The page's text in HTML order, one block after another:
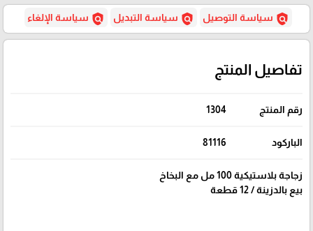
policy سياسة التوصيل policy سياسة التبديل policy سياسة الإلغاء
تفاصيل المنتج
رقم المنتج 1304
الباركود 81116
زجاجة بلاستيكية 100 مل مع البخاخ
بيع بالدزينة / 12 قطعة